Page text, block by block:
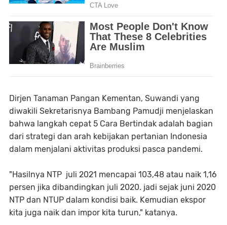
Dirjen Tanaman Pangan Kementan, Suwandi yang
diwakili Sekretarisnya Bambang Pamudji menjelaskan
bahwa langkah cepat 5 Cara Bertindak adalah bagian
dari strategi dan arah kebijakan pertanian Indonesia
dalam menjalani aktivitas produksi pasca pandemi.
"Hasilnya NTP juli 2021 mencapai 103,48 atau naik 1,16
persen jika dibandingkan juli 2020. jadi sejak juni 2020
NTP dan NTUP dalam kondisi baik. Kemudian ekspor
kita juga naik dan impor kita turun," katanya.